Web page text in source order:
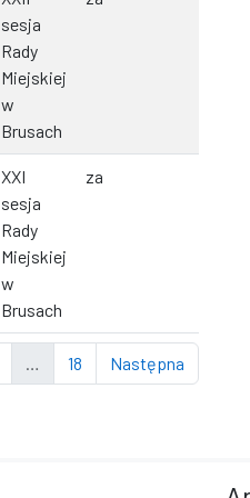
sesja
Rady
Miejskiej
w
Brusach
XXI
sesja
Rady
Miejskiej
w
Brusach
za
… 18 Następna